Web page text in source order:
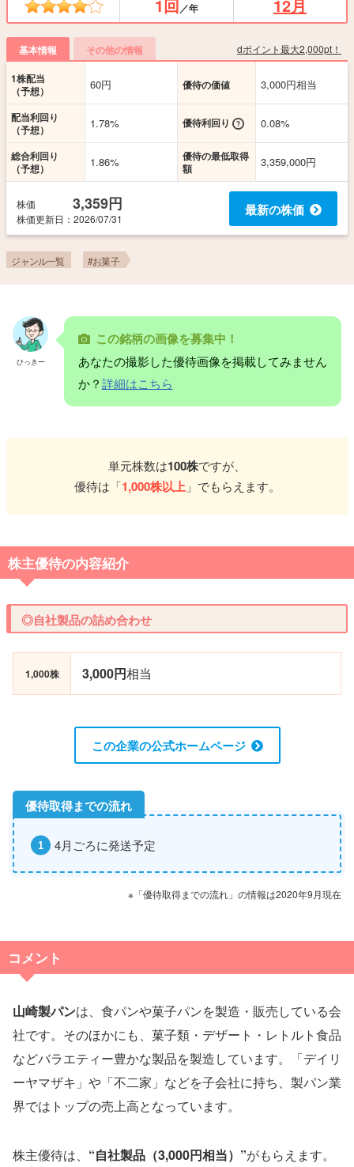
1回／年 12月
基本情報 その他の情報 dポイント最大2,000pt！
1株配当
（予想）
60円 優待の価値 3,000円相当
配当利回り
（予想）
1.78% 優待利回り 0.08%
総合利回り
（予想）
1.86%
優待の最低取得
額
3,359,000円
株価 3,359円
株価更新日 ：2026/07/31
最新の株価
ジャンル一覧 #お菓子
ひっきー
この銘柄の画像を募集中！
あなたの撮影した優待画像を掲載してみません
か？詳細はこちら
単元株数は100株ですが、
優待は「1,000株以上」でもらえます。
株主優待の内容紹介
◎自社製品の詰め合わせ
1,000株 3,000円相当
この企業の公式ホームページ
4月ごろに発送予定
※「優待取得までの流れ」の情報は2020年9月現在
コメント
山崎製パンは、食パンや菓子パンを製造・販売している会
社です。そのほかにも、菓子類・デザート・レトルト食品
などバラエティー豊かな製品を製造しています。「デイリ
ーヤマザキ」や「不二家」などを子会社に持ち、製パン業
界ではトップの売上高となっています。
株主優待は、 “自社製品（3,000円相当）”がもらえます。